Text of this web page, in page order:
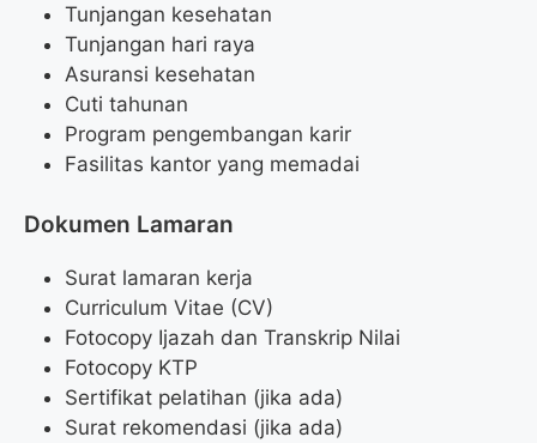
Tunjangan kesehatan
Tunjangan hari raya
Asuransi kesehatan
Cuti tahunan
Program pengembangan karir
Fasilitas kantor yang memadai
Dokumen Lamaran
Surat lamaran kerja
Curriculum Vitae (CV)
Fotocopy Ijazah dan Transkrip Nilai
Fotocopy KTP
Sertifikat pelatihan (jika ada)
Surat rekomendasi (jika ada)